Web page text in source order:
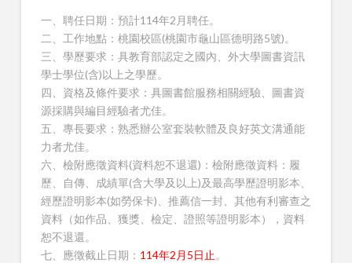
一、聘任日期：預計114年2月聘任。
二、工作地點：桃園校區(桃園市龜山區德明路5號)。
三、學歷要求：具教育部認定之國內、外大學圖書資訊
學士學位(含)以上之學歷。
四、資格及條件要求：具圖書館服務相關經驗、圖書資
源採購與編目經驗者尤佳。
五、專長要求：熟悉辦公室套裝軟體及良好英文溝通能
力者尤佳。
六、檢附應徵資料(資料恕不退還)：檢附應徵資料：履
歷、自傳、成績單(含大學及以上)及最高學歷證明影本、
經歷證明影本(如勞保卡)、推薦信一封、其他有利審查之
資料（如作品、獲獎、檢定、證照等證明影本），資料
恕不退還。
七、應徵截止日期： 114年2月5日止 。